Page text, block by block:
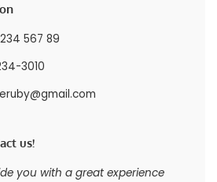
567 89
3010
us!
you with a great experience